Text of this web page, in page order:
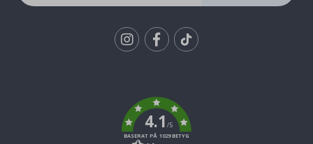
4.1/5
BASERAT PÅ 1029 BETYG